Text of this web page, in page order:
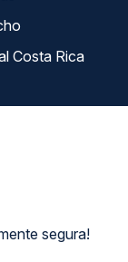
segura!
La terminal Costa Rica